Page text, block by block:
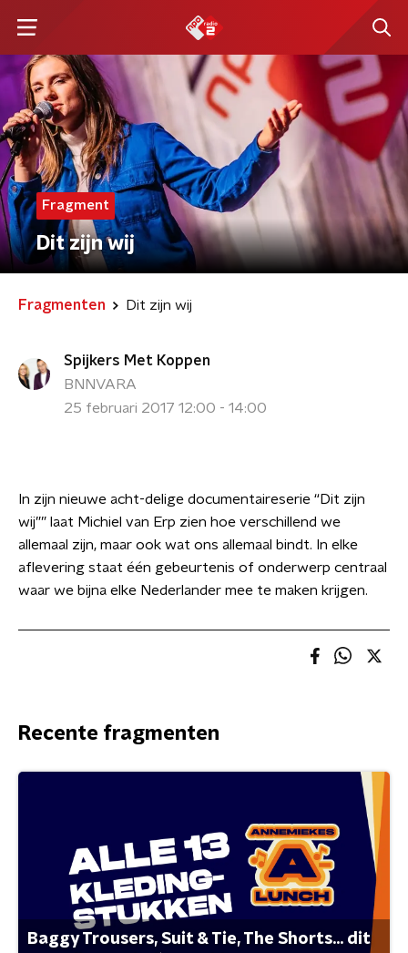
Fragment
Dit zijn wij
Fragmenten Dit zijn wij
Spijkers Met Koppen
BNNVARA
25 februari 2017 12:00 - 14:00
In zijn nieuwe acht-delige documentaireserie “Dit zijn
wij”” laat Michiel van Erp zien hoe verschillend we
allemaal zijn, maar ook wat ons allemaal bindt. In elke
aflevering staat één gebeurtenis of onderwerp centraal
waar we bijna elke Nederlander mee te maken krijgen.
Recente fragmenten
Baggy Trousers, Suit & Tie, The Shorts... dit